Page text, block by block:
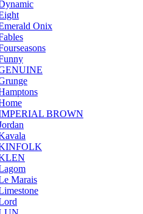
Onix
BROWN
Marais